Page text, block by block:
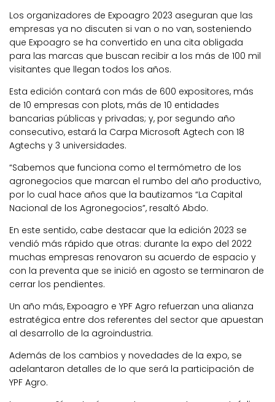
Los organizadores de Expoagro 2023 aseguran que las
empresas ya no discuten si van o no van, sosteniendo
que Expoagro se ha convertido en una cita obligada
para las marcas que buscan recibir a los más de 100 mil
visitantes que llegan todos los años.
Esta edición contará con más de 600 expositores, más
de 10 empresas con plots, más de 10 entidades
bancarias públicas y privadas; y, por segundo año
consecutivo, estará la Carpa Microsoft Agtech con 18
Agtechs y 3 universidades.
“Sabemos que funciona como el termómetro de los
agronegocios que marcan el rumbo del año productivo,
por lo cual hace años que la bautizamos “La Capital
Nacional de los Agronegocios”, resaltó Abdo.
En este sentido, cabe destacar que la edición 2023 se
vendió más rápido que otras: durante la expo del 2022
muchas empresas renovaron su acuerdo de espacio y
con la preventa que se inició en agosto se terminaron de
cerrar los pendientes.
Un año más, Expoagro e YPF Agro refuerzan una alianza
estratégica entre dos referentes del sector que apuestan
al desarrollo de la agroindustria.
Además de los cambios y novedades de la expo, se
adelantaron detalles de lo que será la participación de
YPF Agro.